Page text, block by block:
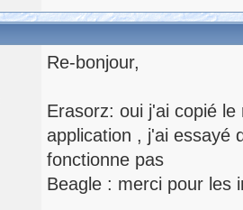
Re-bonjour,
Erasorz: oui j'ai copié
application , j'ai essayé
fonctionne pas
Beagle : merci pour les